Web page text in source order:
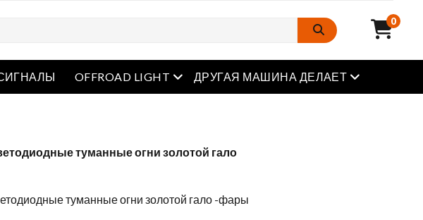
0
OFFROAD LIGHT Открытое меню
ДРУГАЯ МАШИНА ДЕЛАЕТ Открытое
туманные огни золотой гало
туманные огни золотой гало -фары